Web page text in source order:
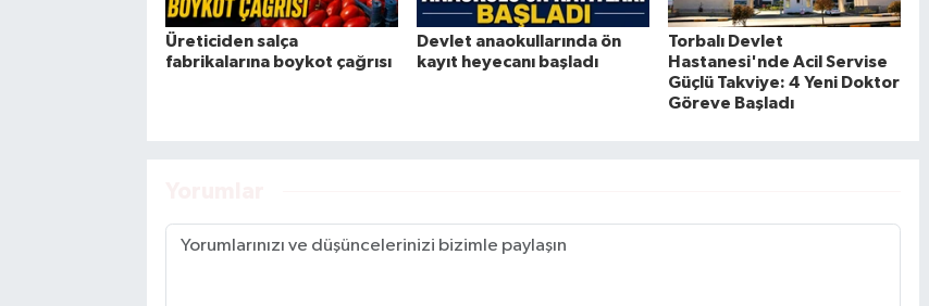
Üreticiden salça
fabrikalarına boykot çağrısı
Devlet anaokullarında ön
kayıt heyecanı başladı
Torbalı Devlet
Hastanesi'nde Acil Servise
Güçlü Takviye: 4 Yeni Doktor
Göreve Başladı